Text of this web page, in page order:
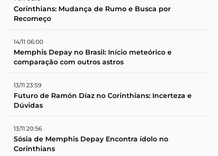
Corinthians: Mudança de Rumo e Busca por
Recomeço
14/11 06:00
Memphis Depay no Brasil: Início meteórico e
comparação com outros astros
13/11 23:59
Futuro de Ramón Díaz no Corinthians: Incerteza e
Dúvidas
13/11 20:56
Sósia de Memphis Depay Encontra ídolo no
Corinthians